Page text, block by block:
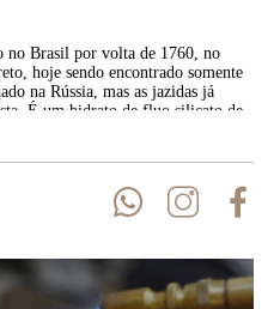
no Brasil por volta de 1760, no
hoje sendo encontrado somente
na Rússia, mas as jazidas já
É um hidrato de fluo silicato de
ao ferro e cromo.